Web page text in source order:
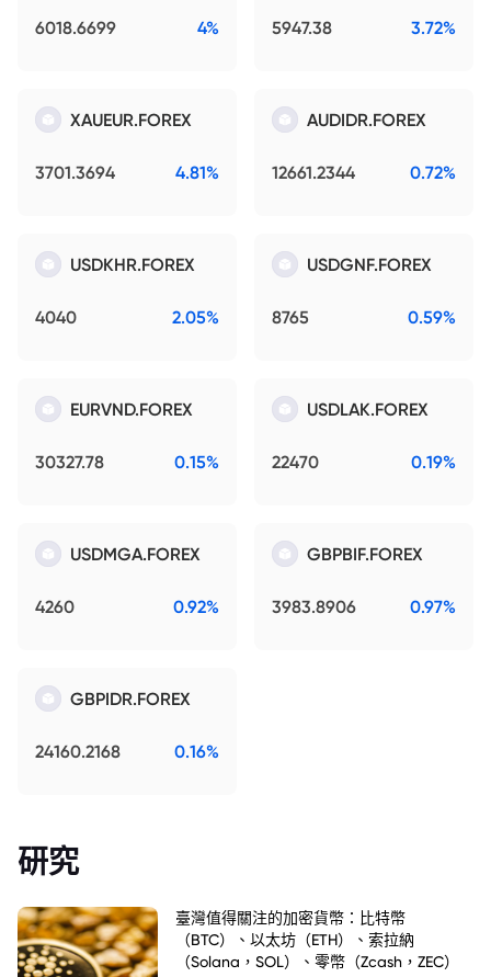
6018.6699 4% 5947.38 3.72%
XAUEUR.FOREX
3701.3694 4.81%
AUDIDR.FOREX
12661.2344 0.72%
USDKHR.FOREX
4040 2.05%
USDGNF.FOREX
8765 0.59%
EURVND.FOREX
30327.78 0.15%
USDLAK.FOREX
22470 0.19%
USDMGA.FOREX
4260 0.92%
GBPBIF.FOREX
3983.8906 0.97%
GBPIDR.FOREX
24160.2168 0.16%
研究
臺灣值得關注的加密貨幣：比特幣
（BTC）、以太坊（ETH）、索拉納
（Solana，SOL）、零幣（Zcash，ZEC）